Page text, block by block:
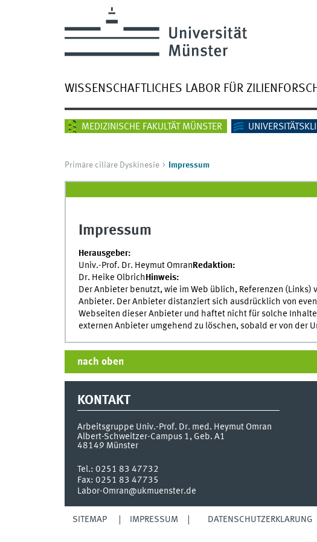
WISSENSCHAFTLICHES LABOR FÜR
MEDIZINISCHE FAKULTÄT MÜNSTER
Primäre ciliäre Dyskinesie Impressum
Impressum
Herausgeber:
Univ.-Prof. Dr. Heymut OmranRedaktion:
Dr. Heike OlbrichHinweis:
Der Anbieter benutzt, wie im Web üblich, Referenzen (Links)
Anbieter. Der Anbieter distanziert sich ausdrücklich von
Webseiten dieser Anbieter und haftet nicht für solche
externen Anbieter umgehend zu löschen, sobald er von der
nach oben
KONTAKT
Arbeitsgruppe Univ.-Prof. Dr. med. Heymut Omran
Albert-Schweitzer-Campus 1, Geb. A1
48149 Münster
Tel.: 0251 83 47732
Fax: 0251 83 47735
Labor-Omran@ukmuenster.de
SITEMAP IMPRESSUM DATENSCHUTZERKLÄRUNG